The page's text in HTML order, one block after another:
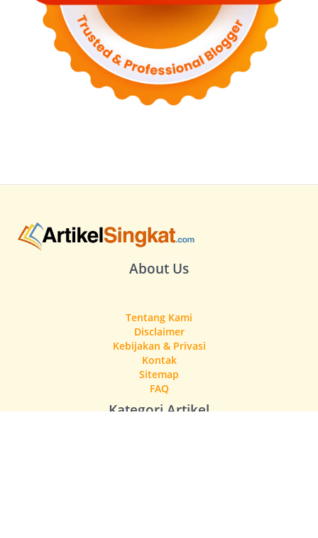
About Us
Tentang Kami
Disclaimer
Kebijakan & Privasi
Kontak
Sitemap
FAQ
Kategori Artikel